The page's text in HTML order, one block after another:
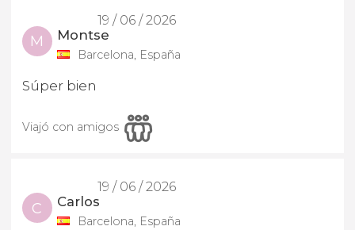
19 / 06 / 2026
M Montse
Barcelona, España
Súper bien
Viajó con amigos
19 / 06 / 2026
C Carlos
Barcelona, España